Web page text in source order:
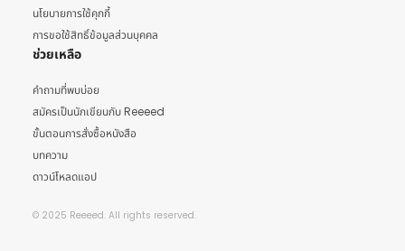
นโยบายการใช้คุกกี้
การขอใช้สิทธิ์ข้อมูลส่วนบุคคล
ช่วยเหลือ
คำถามที่พบบ่อย
สมัครเป็นนักเขียนกับ Reeeed
ขั้นตอนการสั่งซื้อหนังสือ
บทความ
ดาวน์โหลดแอป
© 2025 Reeeed. All rights reserved.